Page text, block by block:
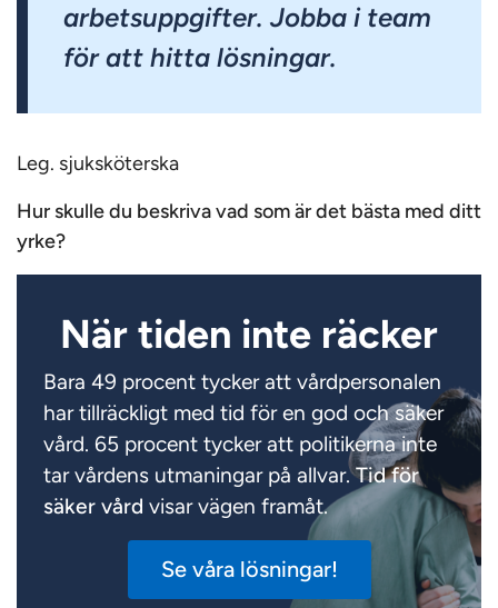
arbetsuppgifter. Jobba i team
för att hitta lösningar.
Leg. sjuksköterska
Hur skulle du beskriva vad som är det bästa med ditt
yrke?
När tiden inte räcker
Bara 49 procent tycker att vårdpersonalen
har tillräckligt med tid för en god och säker
vård. 65 procent tycker att politikerna inte
tar vårdens utmaningar på allvar.Tid för
säker vård visar vägen framåt.
Se våra lösningar!